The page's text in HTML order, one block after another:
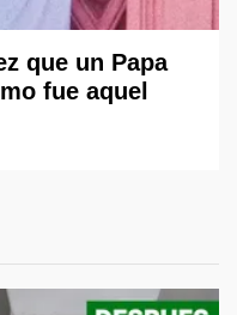
que un Papa
fue aquel